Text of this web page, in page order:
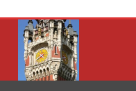
contenu